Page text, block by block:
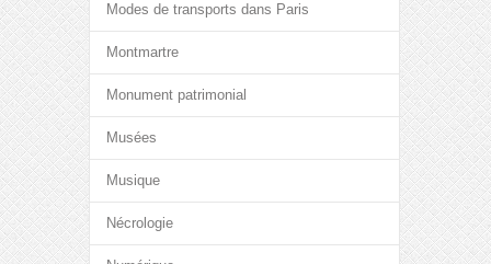
Modes de transports dans Paris
Montmartre
Monument patrimonial
Musées
Musique
Nécrologie